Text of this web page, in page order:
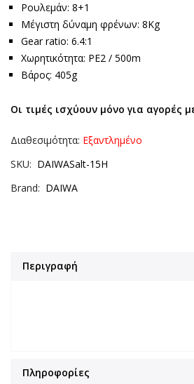
Ρουλεμάν: 8+1
Μέγιστη δύναμη φρένων: 8Kg
Gear ratio: 6.4:1
Χωρητικότητα: PE2 / 500m
Βάρος: 405g
Οι τιμές ισχύουν μόνο για αγορές
Διαθεσιμότητα: Εξαντλημένο
SKU
DAIWASalt-15H
Brand
DAIWA
Περιγραφή
Πληροφορίες